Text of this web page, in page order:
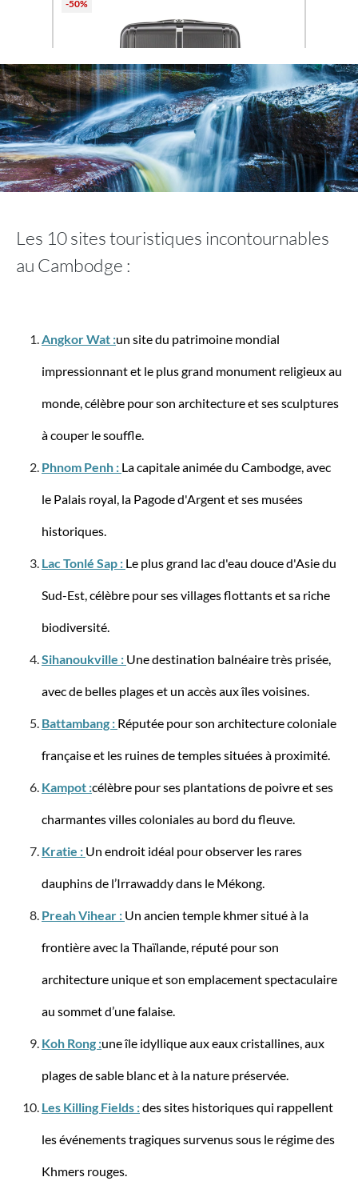
-50%
Travelite
Trousse de beauté VAKA
-50%
Sac à dos Nomad pour bagage à main, idéal
159,90 €*
Travelite
Valise à roulettes BALI avec 4 roulettes, taille L
-46%
Stratic
Les 10 sites touristiques incontournables
au Cambodge :
Angkor Wat :un site du patrimoine mondial
impressionnant et le plus grand monument religieux au
monde, célèbre pour son architecture et ses sculptures
à couper le souffle.
Phnom Penh : La capitale animée du Cambodge, avec
le Palais royal, la Pagode d'Argent et ses musées
historiques.
Lac Tonlé Sap : Le plus grand lac d'eau douce d'Asie du
Sud-Est, célèbre pour ses villages flottants et sa riche
biodiversité.
Sihanoukville : Une destination balnéaire très prisée,
avec de belles plages et un accès aux îles voisines.
Battambang : Réputée pour son architecture coloniale
française et les ruines de temples situées à proximité.
Kampot :célèbre pour ses plantations de poivre et ses
charmantes villes coloniales au bord du fleuve.
Kratie : Un endroit idéal pour observer les rares
dauphins de l’Irrawaddy dans le Mékong.
Preah Vihear : Un ancien temple khmer situé à la
frontière avec la Thaïlande, réputé pour son
architecture unique et son emplacement spectaculaire
au sommet d’une falaise.
Koh Rong :une île idyllique aux eaux cristallines, aux
plages de sable blanc et à la nature préservée.
Les Killing Fields :des sites historiques qui rappellent
les événements tragiques survenus sous le régime des
Khmers rouges.